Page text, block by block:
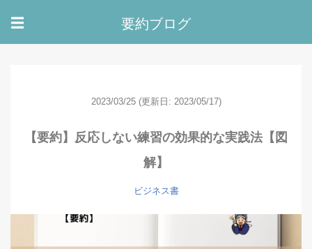
☰ 要約ブログ
2023/03/25 (更新日: 2023/05/17)
【要約】反応しない練習の効果的な実践法【図
解】
ビジネス書